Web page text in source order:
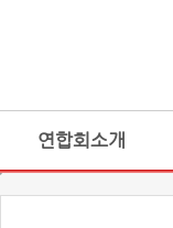
연합회소개